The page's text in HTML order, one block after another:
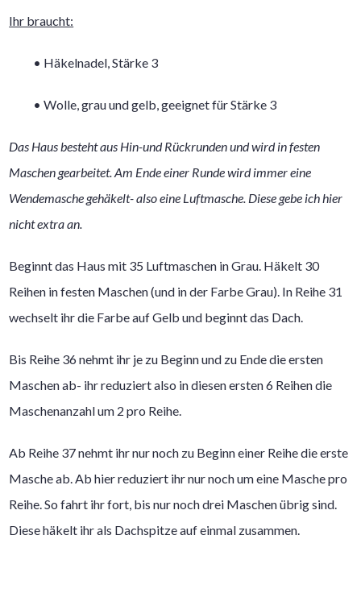
Ihr braucht:
• Häkelnadel, Stärke 3
• Wolle, grau und gelb, geeignet für Stärke 3
Das Haus besteht aus Hin-und Rückrunden und wird in festen
Maschen gearbeitet. Am Ende einer Runde wird immer eine
Wendemasche gehäkelt- also eine Luftmasche. Diese gebe ich hier
nicht extra an.
Beginnt das Haus mit 35 Luftmaschen in Grau. Häkelt 30
Reihen in festen Maschen (und in der Farbe Grau). In Reihe 31
wechselt ihr die Farbe auf Gelb und beginnt das Dach.
Bis Reihe 36 nehmt ihr je zu Beginn und zu Ende die ersten
Maschen ab- ihr reduziert also in diesen ersten 6 Reihen die
Maschenanzahl um 2 pro Reihe.
Ab Reihe 37 nehmt ihr nur noch zu Beginn einer Reihe die erste
Masche ab. Ab hier reduziert ihr nur noch um eine Masche pro
Reihe. So fahrt ihr fort, bis nur noch drei Maschen übrig sind.
Diese häkelt ihr als Dachspitze auf einmal zusammen.